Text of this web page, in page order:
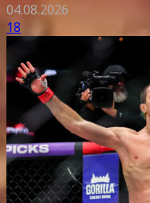
04.08.2026
18